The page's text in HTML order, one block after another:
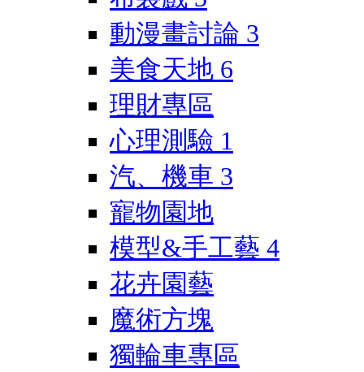
動漫畫討論 3
美食天地 6
理財專區
心理測驗 1
汽、機車 3
寵物園地
模型&手工藝 4
花卉園藝
魔術方塊
獨輪車專區